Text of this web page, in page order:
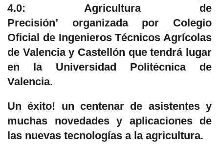
4.0: Agricultura de
Precisión’ organizada por Colegio
Oficial de Ingenieros Técnicos Agrícolas
de Valencia y Castellón que tendrá lugar
en la Universidad Politécnica de
Valencia.
Un éxito! un centenar de asistentes y
muchas novedades y aplicaciones de
las nuevas tecnologías a la agricultura.